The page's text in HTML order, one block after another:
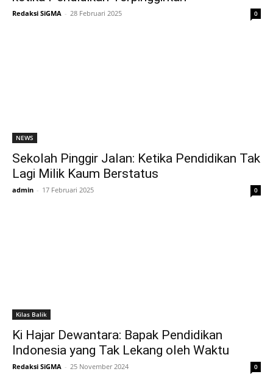
Redaksi SiGMA - 28 Februari 2025 0
NEWS
Sekolah Pinggir Jalan: Ketika Pendidikan Tak
Lagi Milik Kaum Berstatus
admin - 17 Februari 2025 0
Kilas Balik
Ki Hajar Dewantara: Bapak Pendidikan
Indonesia yang Tak Lekang oleh Waktu
Redaksi SiGMA - 25 November 2024 0